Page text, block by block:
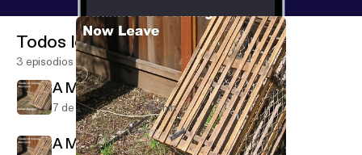
Todos los episodios
3 episodios
A Maineiac in Paris
7 de sep de 2018 16 min
A Maineiac in Amsterdam